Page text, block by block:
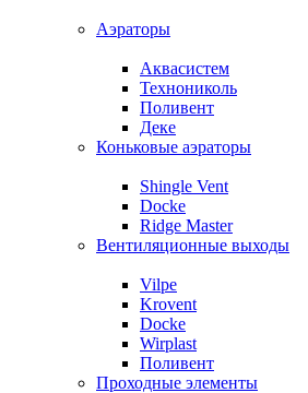
Аэраторы
Аквасистем
Технониколь
Поливент
Деке
Коньковые аэраторы
Shingle Vent
Docke
Ridge Master
Вентиляционные выходы
Vilpe
Krovent
Docke
Wirplast
Поливент
Проходные элементы